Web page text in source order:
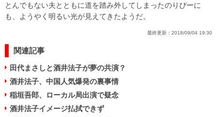
とんでもない夫とともに道を踏み外してしまったのりぴーに
も、ようやく明るい光が見えてきたようだ。
最終更新： 2018/09/04 19:30
関連記事
田代まさしと酒井法子が夢の共演？
酒井法子、中国人気爆発の裏事情
稲垣吾郎、ローカル局出演で疑念
酒井法子イメージ払拭できず